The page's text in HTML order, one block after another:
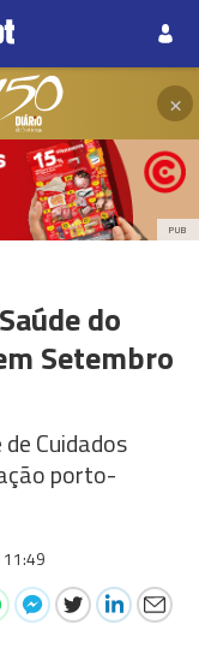
×
PUB
do
Setembro
Cuidados
porto-
11:49